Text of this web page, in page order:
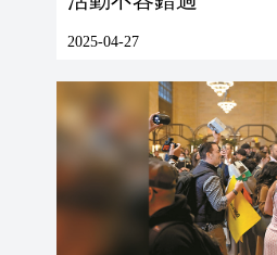
2025-04-27